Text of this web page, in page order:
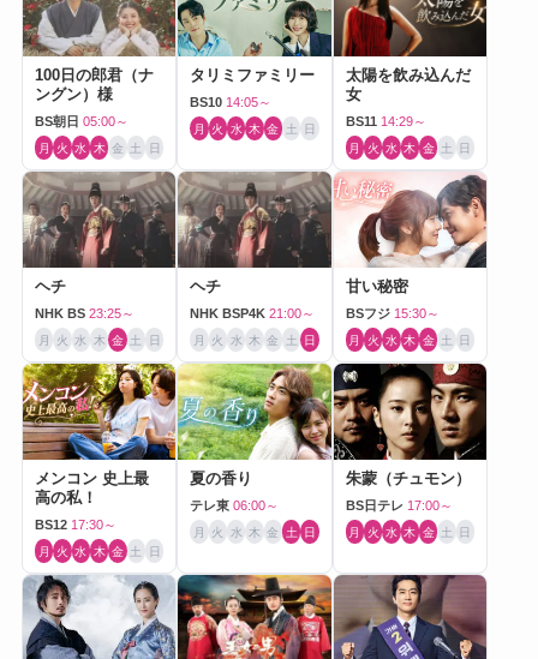
100日の郎君（ナ
ングン）様
BS朝日 05:00～
月 火 水 木 金 土 日
タリミファミリー
BS10 14:05～
月 火 水 木 金 土 日
太陽を飲み込んだ
女
BS11 14:29～
月 火 水 木 金 土 日
ヘチ
NHK BS 23:25～
月 火 水 木 金 土 日
ヘチ
NHK BSP4K 21:00～
月 火 水 木 金 土 日
甘い秘密
BSフジ 15:30～
月 火 水 木 金 土 日
メンコン 史上最
高の私！
BS12 17:30～
月 火 水 木 金 土 日
夏の香り
テレ東 06:00～
月 火 水 木 金 土 日
朱蒙（チュモン）
BS日テレ 17:00～
月 火 水 木 金 土 日